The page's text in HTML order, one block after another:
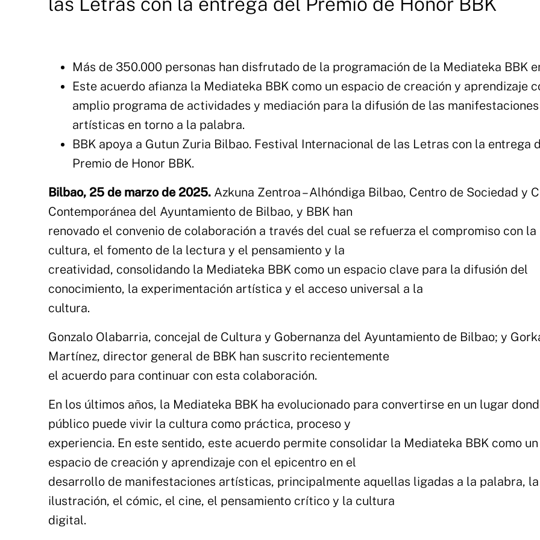
Más de 350.000 personas han disfrutado de la programación de la Mediateka BBK
Este acuerdo afianza la Mediateka BBK como un espacio de creación y aprendizaje
amplio programa de actividades y mediación para la difusión de las manifestaciones
artísticas en torno a la palabra.
BBK apoya a Gutun Zuria Bilbao. Festival Internacional de las Letras con la entrega
Premio de Honor BBK.
Bilbao, 25 de marzo de 2025. Azkuna Zentroa – Alhóndiga Bilbao, Centro de Sociedad y
Contemporánea del Ayuntamiento de Bilbao, y BBK han
renovado el convenio de colaboración a través del cual se refuerza el compromiso con la
cultura, el fomento de la lectura y el pensamiento y la
creatividad, consolidando la Mediateka BBK como un espacio clave para la difusión del
conocimiento, la experimentación artística y el acceso universal a la
cultura.
Gonzalo Olabarria, concejal de Cultura y Gobernanza del Ayuntamiento de Bilbao; y
Martínez, director general de BBK han suscrito recientemente
el acuerdo para continuar con esta colaboración.
En los últimos años, la Mediateka BBK ha evolucionado para convertirse en un lugar
público puede vivir la cultura como práctica, proceso y
experiencia. En este sentido, este acuerdo permite consolidar la Mediateka BBK como un
espacio de creación y aprendizaje con el epicentro en el
desarrollo de manifestaciones artísticas, principalmente aquellas ligadas a la palabra, la
ilustración, el cómic, el cine, el pensamiento crítico y la cultura
digital.